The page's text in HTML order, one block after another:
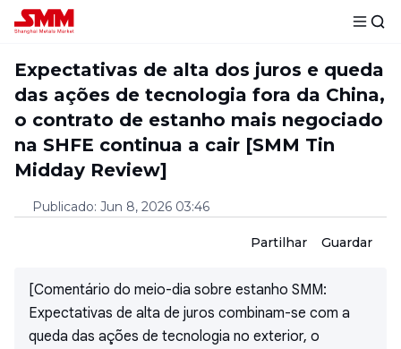
Expectativas de alta dos juros e queda
das ações de tecnologia fora da China,
o contrato de estanho mais negociado
na SHFE continua a cair [SMM Tin
Midday Review]
Publicado: Jun 8, 2026 03:46
Partilhar Guardar
[Comentário do meio-dia sobre estanho SMM:
Expectativas de alta de juros combinam-se com a
queda das ações de tecnologia no exterior, o